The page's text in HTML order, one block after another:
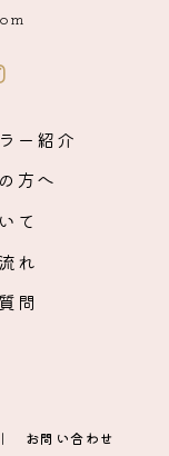
ー紹介
方へ
て
れ
問
お問い合わせ